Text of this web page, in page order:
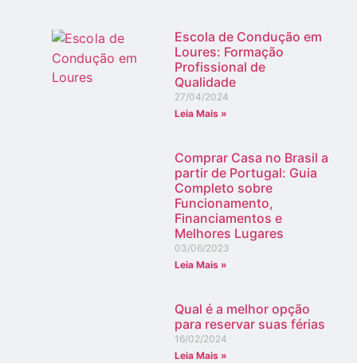
Escola de Condução em
Loures: Formação
Profissional de
Qualidade
27/04/2024
Leia Mais »
Comprar Casa no Brasil a
partir de Portugal: Guia
Completo sobre
Funcionamento,
Financiamentos e
Melhores Lugares
03/06/2023
Leia Mais »
Qual é a melhor opção
para reservar suas férias
16/02/2024
Leia Mais »